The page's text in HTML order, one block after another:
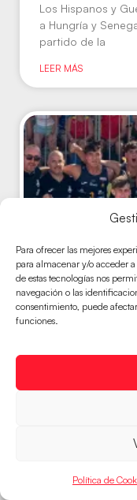
Para ofrecer las mejores
para almacenar y/o acceder
de estas tecnologías nos
navegación o las
consentimiento, puede
funciones.
Política de
Los Hispanos y
a Hungría y
partido de la
LEER MÁS
Los Hispanos
en la
El conjunto
como primero de